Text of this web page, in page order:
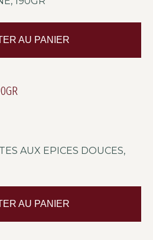
AU PANIER
AU PANIER